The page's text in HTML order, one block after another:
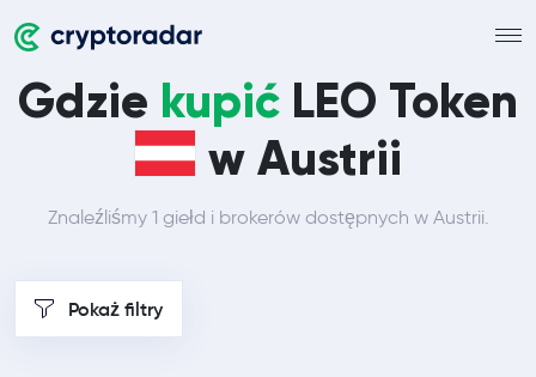
Gdzie kupić LEO Token
w Austrii
Znaleźliśmy 1 giełd i brokerów dostępnych w Austrii.
Pokaż filtry